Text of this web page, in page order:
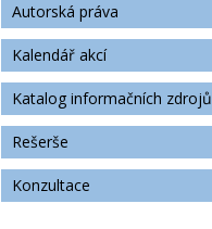
Autorská práva
Kalendář akcí
Katalog informačních zdrojů
Rešerše
Konzultace